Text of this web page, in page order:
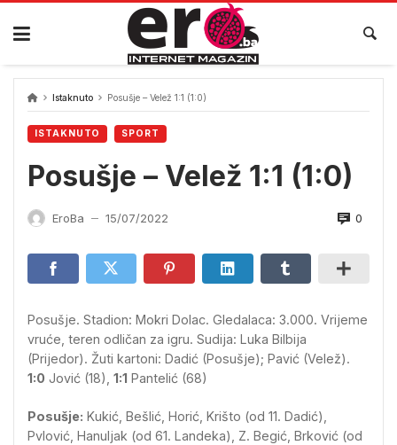
Skip
content
Istaknuto Posušje – Velež 1:1 (1:0)
ISTAKNUTO SPORT
Posušje – Velež 1:1 (1:0)
EroBa — 15/07/2022 0
Posušje. Stadion: Mokri Dolac. Gledalaca: 3.000. Vrijeme
vruće, teren odličan za igru. Sudija: Luka Bilbija
(Prijedor). Žuti kartoni: Dadić (Posušje); Pavić (Velež).
1:0 Jović (18), 1:1 Pantelić (68)
Posušje: Kukić, Bešlić, Horić, Krišto (od 11. Dadić),
Pvlović, Hanuljak (od 61. Landeka), Z. Begić, Brković (od